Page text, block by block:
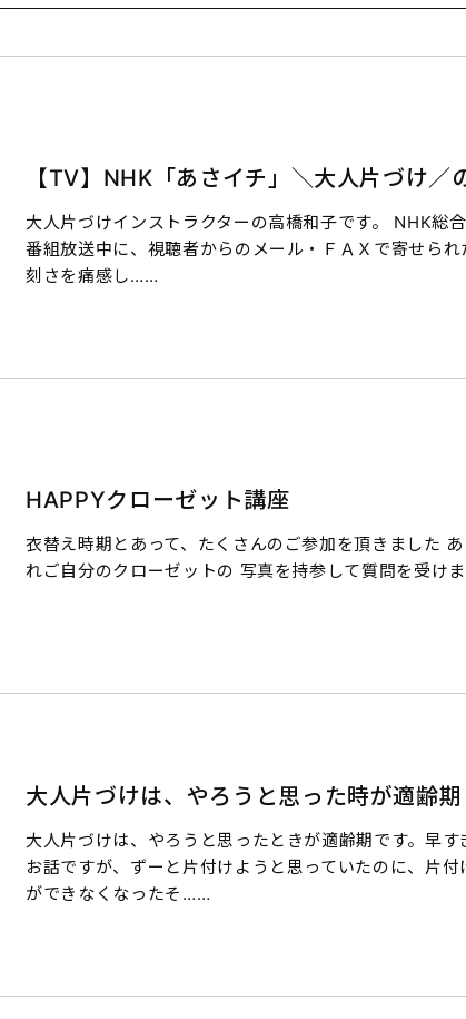
【TV】NHK「あさイチ」＼大人片づけ／
大人片づけインストラクターの高橋和子です。 NHK総
番組放送中に、視聴者からのメール・ＦＡＸで寄せら
刻さを痛感し……
HAPPYクローゼット講座
衣替え時期とあって、たくさんのご参加を頂きました
れご自分のクローゼットの 写真を持参して質問を受け
大人片づけは、やろうと思った時が適齢期
大人片づけは、やろうと思ったときが適齢期です。早
お話ですが、ずーと片付けようと思っていたのに、片
ができなくなったそ……